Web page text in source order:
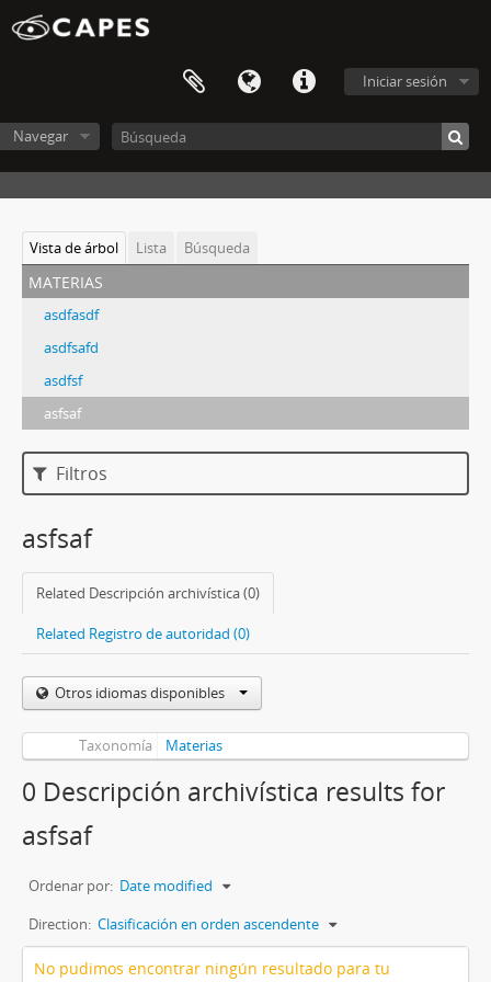
Iniciar sesión
Navegar
Vista de árbol Lista Búsqueda
materias
asdfasdf
asdfsafd
asdfsf
asfsaf
Filtros
asfsaf
Related Descripción archivística (0)
Related Registro de autoridad (0)
Otros idiomas disponibles
Taxonomía Materias
0 Descripción archivística results for
asfsaf
Ordenar por: Date modified
Direction: Clasificación en orden ascendente
No pudimos encontrar ningún resultado para tu